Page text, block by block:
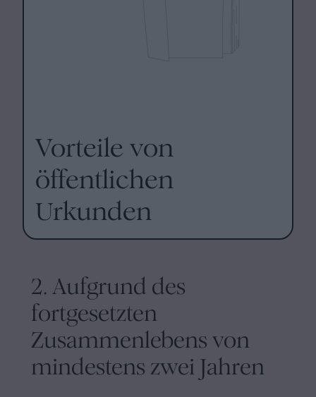
Vorteile von
öffentlichen
Urkunden
2. Aufgrund des
fortgesetzten
Zusammenlebens von
mindestens zwei Jahren